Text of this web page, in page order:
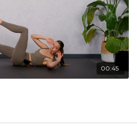
00:45